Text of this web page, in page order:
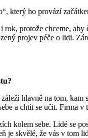
který ho provází
rok, protože chceme,
projev péče o lidi.
hlavně na tom,
a chtít se učit. Firma
kolem sebe. Lidé se
je skvělé, že vás v tom